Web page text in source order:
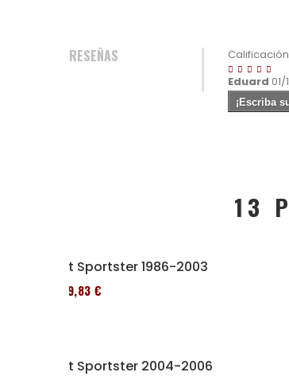
RESEÑAS
Calificación
Eduard
¡Escriba
13
Kit Sportster 1986-2003
119,83 €
Kit Sportster 2004-2006